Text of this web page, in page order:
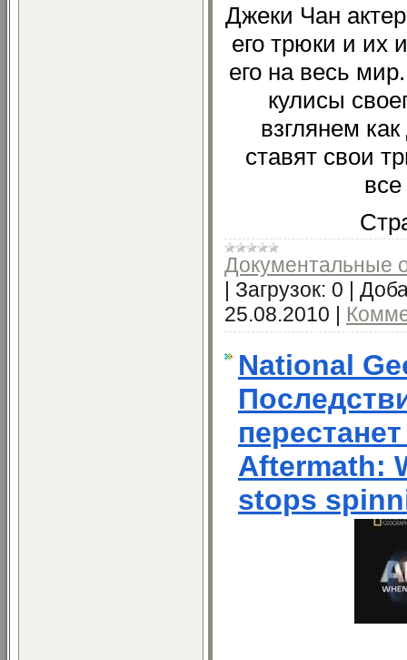
Джеки Чан
его трюки и их
его на весь
кулисы
взглянем
ставят свои
Документальные
Загрузок: 0
25.08.2010
National
Aftermath:
stops